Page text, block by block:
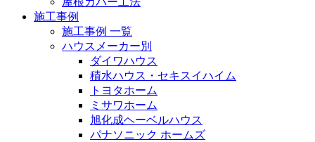
施工事例
施工事例 一覧
ハウスメーカー別
ダイワハウス
積水ハウス・セキスイハイム
トヨタホーム
ミサワホーム
旭化成ヘーベルハウス
パナソニック ホームズ